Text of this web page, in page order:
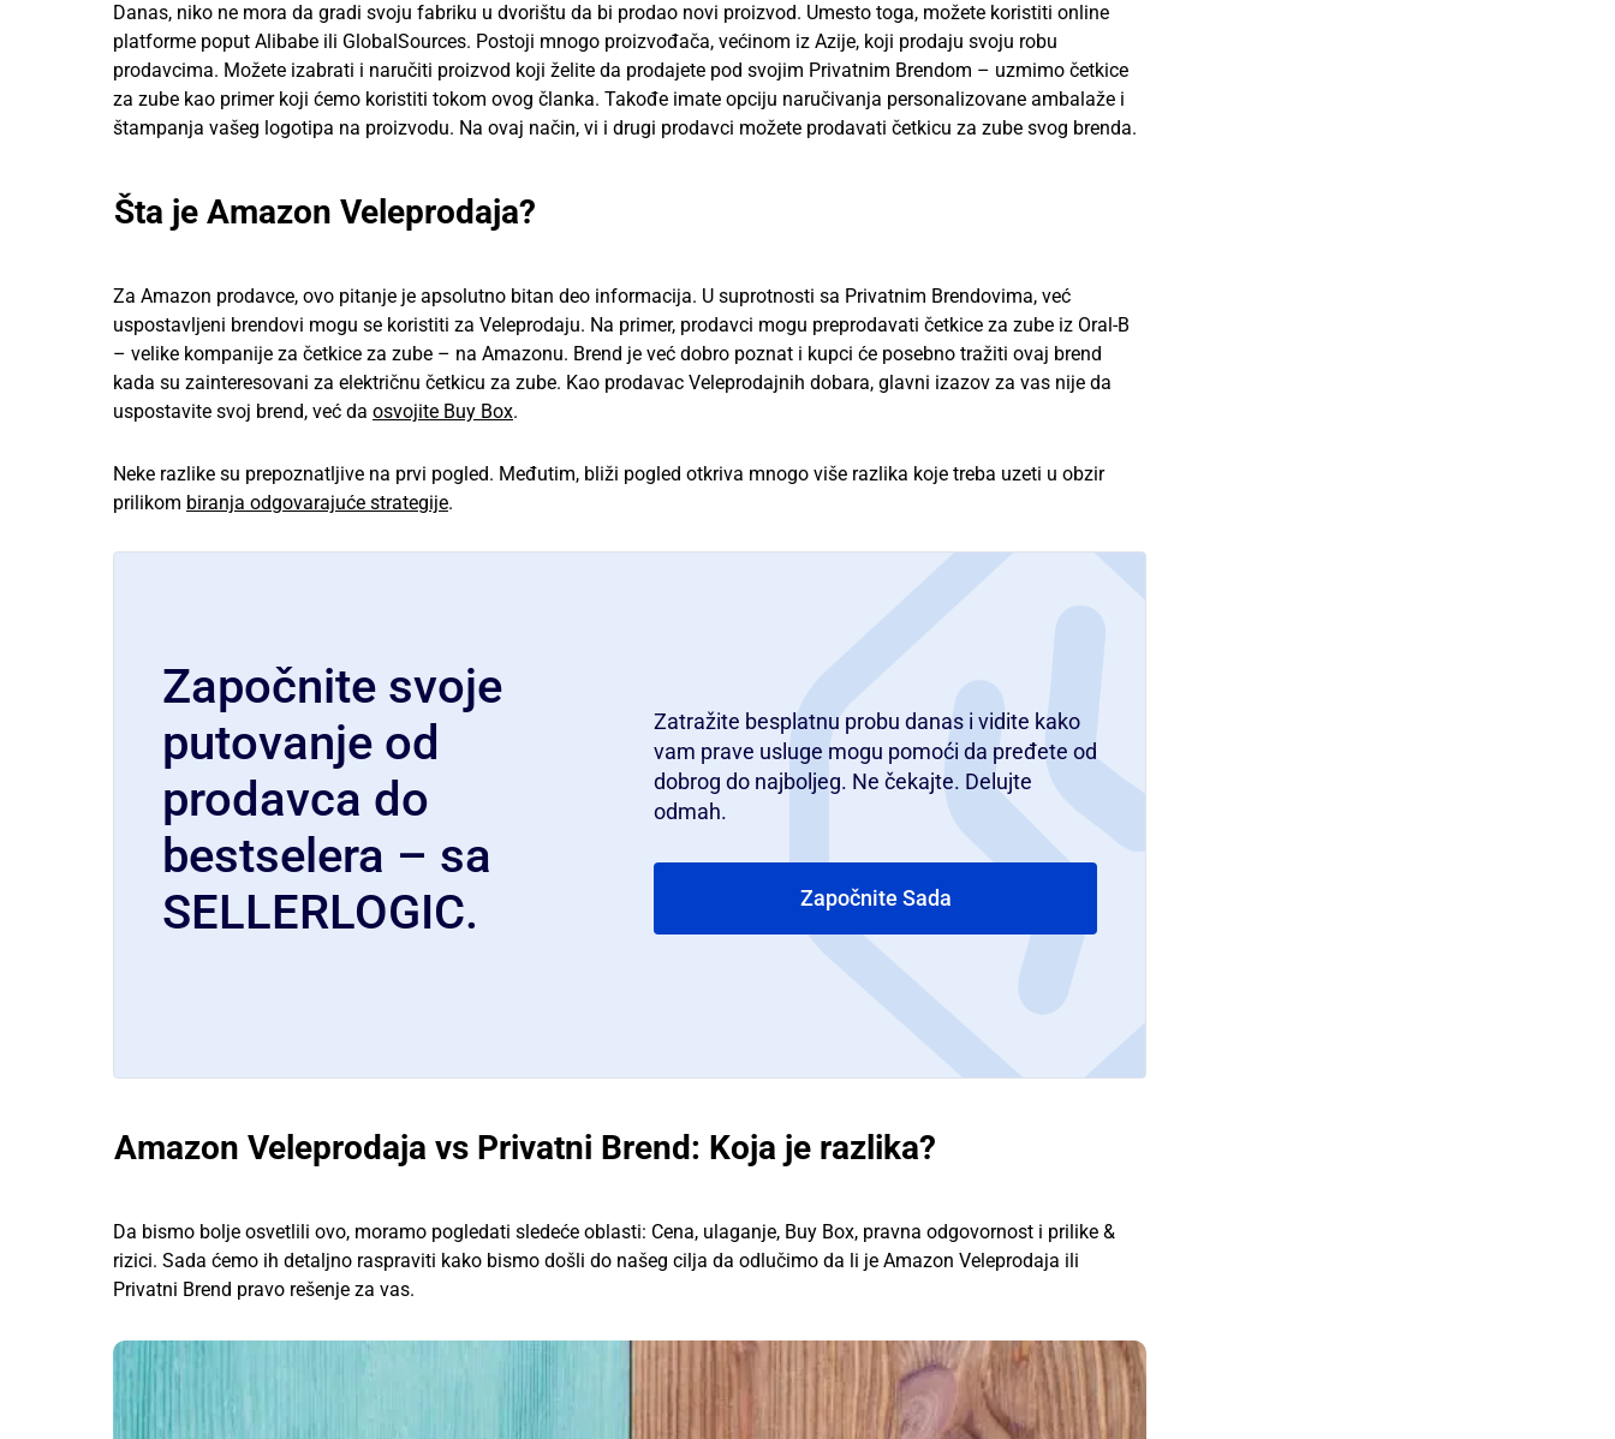
Danas, niko ne mora da gradi svoju fabriku u dvorištu da bi prodao novi proizvod. Umesto toga, možete koristiti online
platforme poput Alibabe ili GlobalSources. Postoji mnogo proizvođača, većinom iz Azije, koji prodaju svoju robu
prodavcima. Možete izabrati i naručiti proizvod koji želite da prodajete pod svojim Privatnim Brendom – uzmimo četkice
za zube kao primer koji ćemo koristiti tokom ovog članka. Takođe imate opciju naručivanja personalizovane ambalaže i
štampanja vašeg logotipa na proizvodu. Na ovaj način, vi i drugi prodavci možete prodavati četkicu za zube svog brenda.
Šta je Amazon Veleprodaja?
Za Amazon prodavce, ovo pitanje je apsolutno bitan deo informacija. U suprotnosti sa Privatnim Brendovima, već
uspostavljeni brendovi mogu se koristiti za Veleprodaju. Na primer, prodavci mogu preprodavati četkice za zube iz Oral-B
– velike kompanije za četkice za zube – na Amazonu. Brend je već dobro poznat i kupci će posebno tražiti ovaj brend
kada su zainteresovani za električnu četkicu za zube. Kao prodavac Veleprodajnih dobara, glavni izazov za vas nije da
uspostavite svoj brend, već da osvojite Buy Box.
Neke razlike su prepoznatljive na prvi pogled. Međutim, bliži pogled otkriva mnogo više razlika koje treba uzeti u obzir
prilikom biranja odgovarajuće strategije.
Započnite svoje
putovanje od
prodavca do
bestselera – sa
SELLERLOGIC.
Zatražite besplatnu probu danas i vidite kako
vam prave usluge mogu pomoći da pređete od
dobrog do najboljeg. Ne čekajte. Delujte
odmah.
Započnite Sada
Amazon Veleprodaja vs Privatni Brend: Koja je razlika?
Da bismo bolje osvetlili ovo, moramo pogledati sledeće oblasti: Cena, ulaganje, Buy Box, pravna odgovornost i prilike &
rizici. Sada ćemo ih detaljno raspraviti kako bismo došli do našeg cilja da odlučimo da li je Amazon Veleprodaja ili
Privatni Brend pravo rešenje za vas.